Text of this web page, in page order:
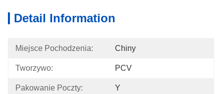
Detail Information
Miejsce Pochodzenia: Chiny
Tworzywo: PCV
Pakowanie Poczty: Y